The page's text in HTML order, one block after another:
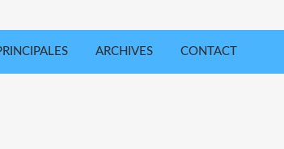
ARCHIVES CONTACT